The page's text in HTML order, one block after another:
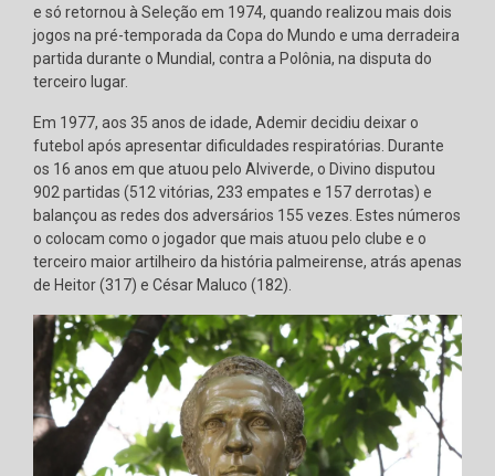
e só retornou à Seleção em 1974, quando realizou mais dois
jogos na pré-temporada da Copa do Mundo e uma derradeira
partida durante o Mundial, contra a Polônia, na disputa do
terceiro lugar.
Em 1977, aos 35 anos de idade, Ademir decidiu deixar o
futebol após apresentar dificuldades respiratórias. Durante
os 16 anos em que atuou pelo Alviverde, o Divino disputou
902 partidas (512 vitórias, 233 empates e 157 derrotas) e
balançou as redes dos adversários 155 vezes. Estes números
o colocam como o jogador que mais atuou pelo clube e o
terceiro maior artilheiro da história palmeirense, atrás apenas
de Heitor (317) e César Maluco (182).